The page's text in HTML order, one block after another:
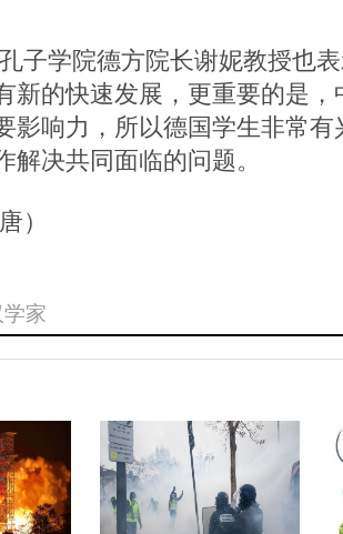
子学院德方院长谢妮教授也
新的快速发展，更重要的是
影响力，所以德国学生非常
解决共同面临的问题。
）
学家